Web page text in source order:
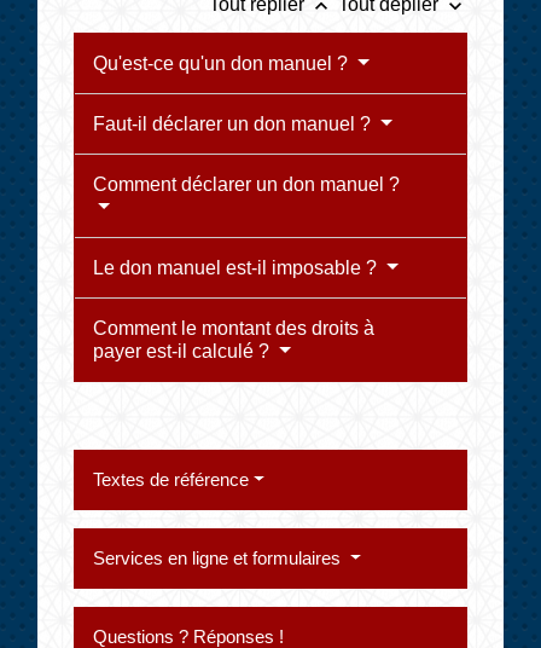
keyboard_arrow_up keyboard_arrow_down
Qu'est-ce qu'un don manuel ?
Faut-il déclarer un don manuel ?
Comment déclarer un don manuel ?
Le don manuel est-il imposable ?
Comment le montant des droits à
payer est-il calculé ?
Textes de référence
Services en ligne et formulaires
Questions ? Réponses !